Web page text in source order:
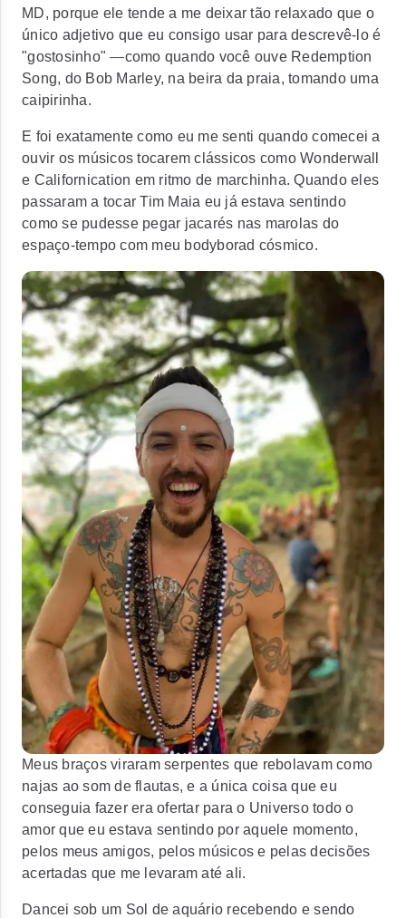
MD, porque ele tende a me deixar tão relaxado que o
único adjetivo que eu consigo usar para descrevê-lo é
"gostosinho"—como quando você ouve Redemption
Song, do Bob Marley, na beira da praia, tomando uma
caipirinha.
E foi exatamente como eu me senti quando comecei a
ouvir os músicos tocarem clássicos como Wonderwall
e Californication em ritmo de marchinha. Quando eles
passaram a tocar Tim Maia eu já estava sentindo
como se pudesse pegar jacarés nas marolas do
espaço-tempo com meu bodyborad cósmico.
Meus braços viraram serpentes que rebolavam como
najas ao som de flautas, e a única coisa que eu
conseguia fazer era ofertar para o Universo todo o
amor que eu estava sentindo por aquele momento,
pelos meus amigos, pelos músicos e pelas decisões
acertadas que me levaram até ali.
Dancei sob um Sol de aquário recebendo e sendo